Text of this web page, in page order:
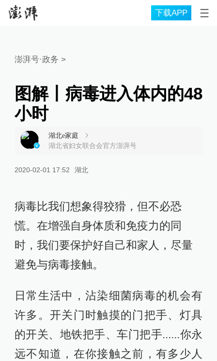
下载APP
澎湃号·政务 >
图解丨病毒进入体内的48
小时
湖北e家庭
湖北省妇女联合会官方澎湃号
2020-02-01 17:52 湖北
病毒比我们想象得狡猾，但不必恐
慌。在增强自身体质和免疫力的同
时，我们要保护好自己和家人，尽量
避免与病毒接触。
日常生活中，沾染细菌病毒的机会有
许多。开关门时触摸的门把手、灯具
的开关、地铁把手、车门把手......你永
远不知道，在你接触之前，有多少人